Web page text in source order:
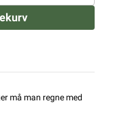
må man regne med